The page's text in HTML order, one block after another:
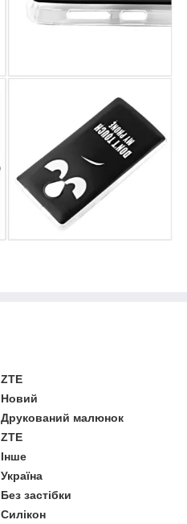
ZTE
Новий
Друкований малюнок
ZTE
Інше
Україна
Без застібки
Силікон